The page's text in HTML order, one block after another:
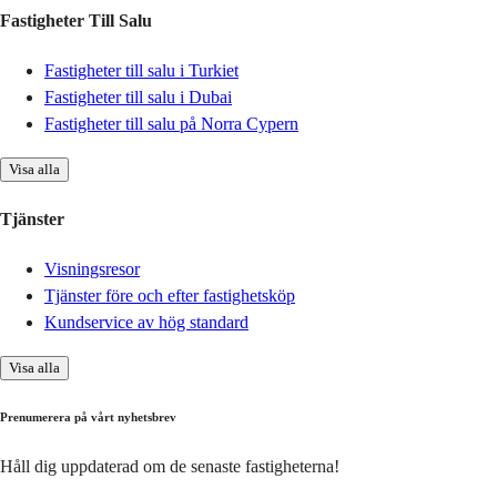
Fastigheter Till Salu
Fastigheter till salu i Turkiet
Fastigheter till salu i Dubai
Fastigheter till salu på Norra Cypern
Visa alla
Tjänster
Visningsresor
Tjänster före och efter fastighetsköp
Kundservice av hög standard
Visa alla
Prenumerera på vårt nyhetsbrev
Håll dig uppdaterad om de senaste fastigheterna!